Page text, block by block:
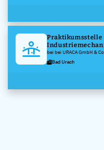
Praktikumsstelle
bei bei URACA GmbH &
Bad Urach